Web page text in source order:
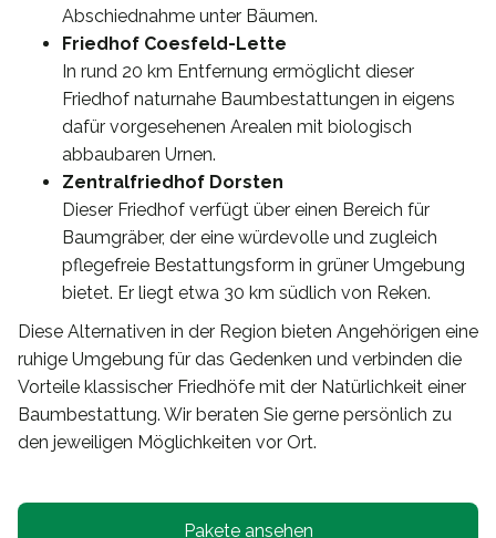
Abschiednahme unter Bäumen.
Friedhof Coesfeld-Lette
In rund 20 km Entfernung ermöglicht dieser
Friedhof naturnahe Baumbestattungen in eigens
dafür vorgesehenen Arealen mit biologisch
abbaubaren Urnen.
Zentralfriedhof Dorsten
Dieser Friedhof verfügt über einen Bereich für
Baumgräber, der eine würdevolle und zugleich
pflegefreie Bestattungsform in grüner Umgebung
bietet. Er liegt etwa 30 km südlich von Reken.
Diese Alternativen in der Region bieten Angehörigen eine
ruhige Umgebung für das Gedenken und verbinden die
Vorteile klassischer Friedhöfe mit der Natürlichkeit einer
Baumbestattung. Wir beraten Sie gerne persönlich zu
den jeweiligen Möglichkeiten vor Ort.
Pakete ansehen